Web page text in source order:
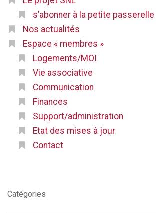
s’abonner à la petite passerelle
Nos actualités
Espace « membres »
Logements/MOI
Vie associative
Communication
Finances
Support/administration
Etat des mises à jour
Contact
Catégories